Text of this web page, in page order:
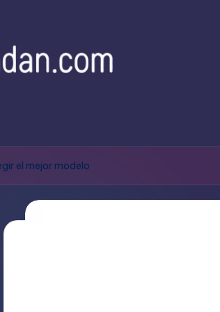
el mejor modelo